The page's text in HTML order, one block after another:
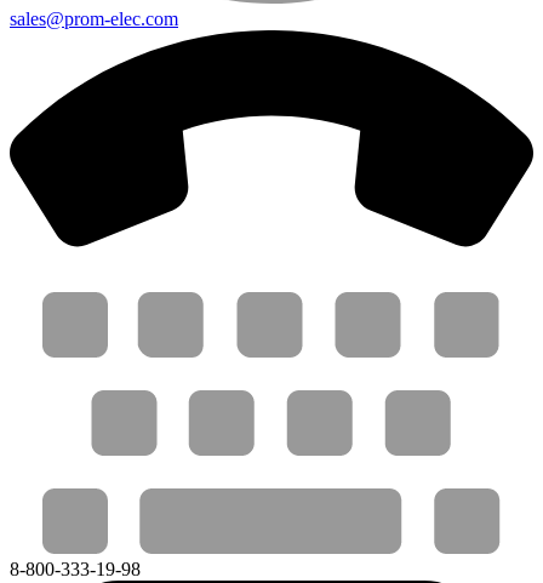
sales@prom-elec.com
8-800-333-19-98